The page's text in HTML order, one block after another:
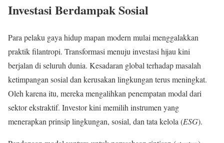
Investasi Berdampak Sosial
Para pelaku gaya hidup mapan modern mulai menggalakkan
praktik filantropi. Transformasi menuju investasi hijau kini
berjalan di seluruh dunia. Kesadaran global terhadap masalah
ketimpangan sosial dan kerusakan lingkungan terus meningkat.
Oleh karena itu, mereka mengalihkan penempatan modal dari
sektor ekstraktif. Investor kini memilih instrumen yang
menerapkan prinsip lingkungan, sosial, dan tata kelola (ESG).